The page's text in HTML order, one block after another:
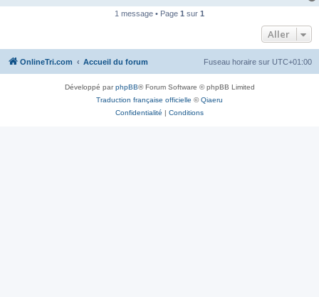
1 message • Page 1 sur 1
Aller
OnlineTri.com Accueil du forum Fuseau horaire sur UTC+01:00
Développé parphpBB® Forum Software © phpBB Limited
Traduction française officielle ©Qiaeru
Confidentialité | Conditions